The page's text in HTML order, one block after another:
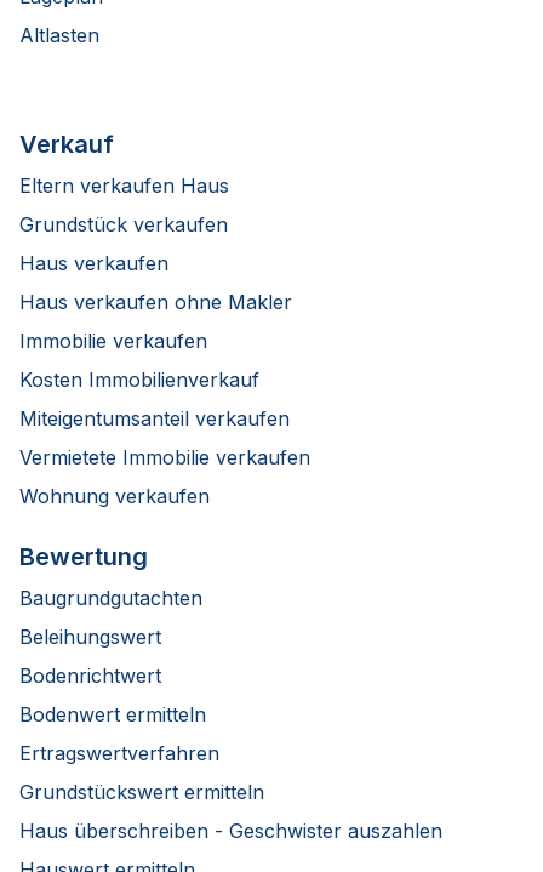
Altlasten
Verkauf
Eltern verkaufen Haus
Grundstück verkaufen
Haus verkaufen
Haus verkaufen ohne Makler
Immobilie verkaufen
Kosten Immobilienverkauf
Miteigentumsanteil verkaufen
Vermietete Immobilie verkaufen
Wohnung verkaufen
Bewertung
Baugrundgutachten
Beleihungswert
Bodenrichtwert
Bodenwert ermitteln
Ertragswertverfahren
Grundstückswert ermitteln
Haus überschreiben - Geschwister auszahlen